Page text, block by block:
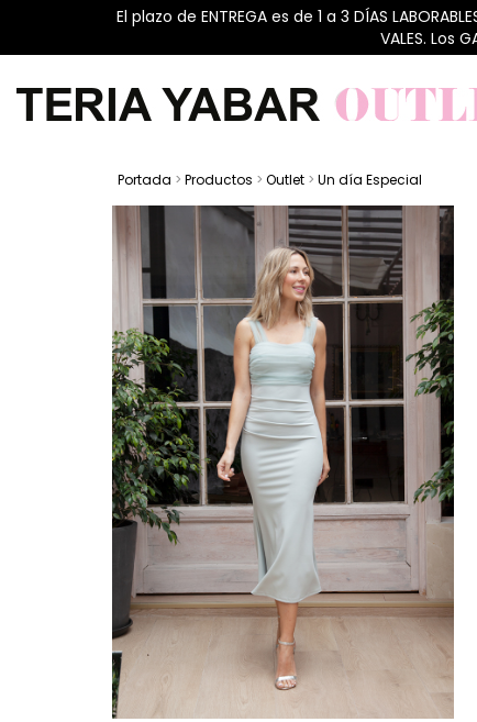
El plazo de ENTREGA es de 1 a 3 DÍAS
VALES. Los
Portada > Productos > Outlet > Un día Especial